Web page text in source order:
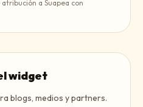
a Suapea con
widget
blogs, medios y partners.